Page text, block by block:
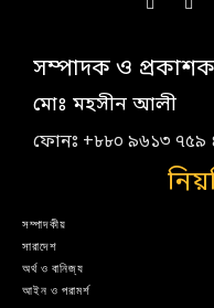
সম্পাদক ও
মোঃ মহসীন আলী
ফোনঃ +৮৮০ ৯৬১৩ ৭৫৯
সম্পাদকীয়
সারাদেশ
অর্থ ও বানিজ্য
আইন ও পরামর্শ